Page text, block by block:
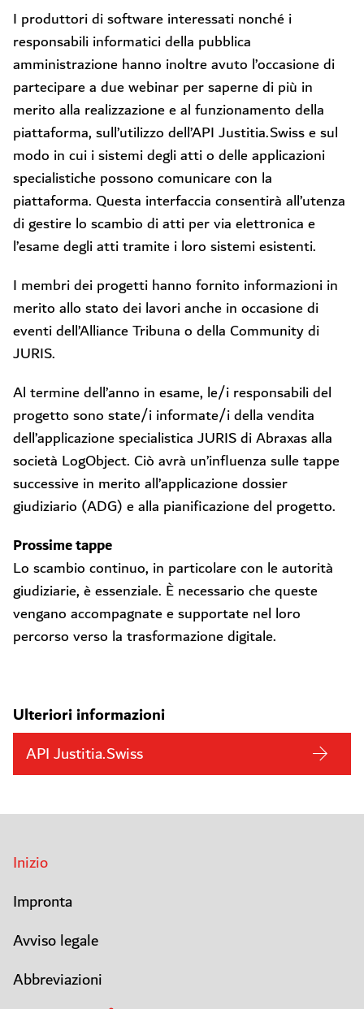
I produttori di software interessati nonché i
responsabili informatici della pubblica
amministrazione hanno inoltre avuto l’occasione di
partecipare a due webinar per saperne di più in
merito alla realizzazione e al funzionamento della
piattaforma, sull’utilizzo dell’API Justitia.Swiss e sul
modo in cui i sistemi degli atti o delle applicazioni
specialistiche possono comunicare con la
piattaforma. Questa interfaccia consentirà all’utenza
di gestire lo scambio di atti per via elettronica e
l’esame degli atti tramite i loro sistemi esistenti.
I membri dei progetti hanno fornito informazioni in
merito allo stato dei lavori anche in occasione di
eventi dell’Alliance Tribuna o della Community di
JURIS.
Al termine dell’anno in esame, le/i responsabili del
progetto sono state/i informate/i della vendita
dell’applicazione specialistica JURIS di Abraxas alla
società LogObject. Ciò avrà un’influenza sulle tappe
successive in merito all’applicazione dossier
giudiziario (ADG) e alla pianificazione del progetto.
Prossime tappe
Lo scambio continuo, in particolare con le autorità
giudiziarie, è essenziale. È necessario che queste
vengano accompagnate e supportate nel loro
percorso verso la trasformazione digitale.
Ulteriori informazioni
API Justitia.Swiss
Inizio
Impronta
Avviso legale
Abbreviazioni